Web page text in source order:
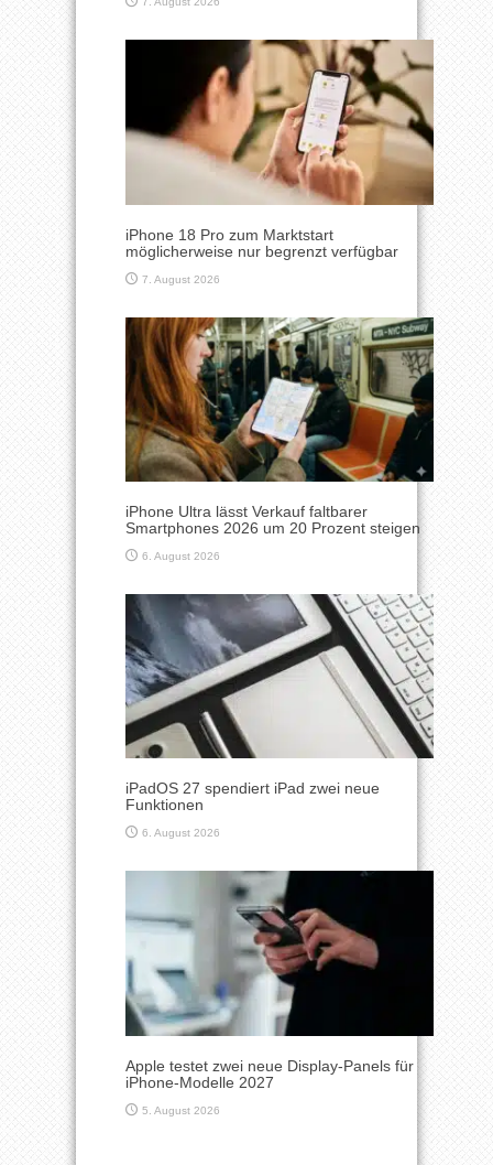
iPhone 18 Pro zum Marktstart
möglicherweise nur begrenzt verfügbar
7. August 2026
iPhone Ultra lässt Verkauf faltbarer
Smartphones 2026 um 20 Prozent steigen
6. August 2026
iPadOS 27 spendiert iPad zwei neue
Funktionen
6. August 2026
Apple testet zwei neue Display-Panels für
iPhone-Modelle 2027
5. August 2026